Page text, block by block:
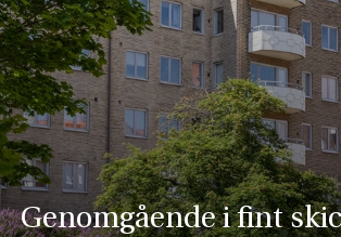
Genomgående i fint